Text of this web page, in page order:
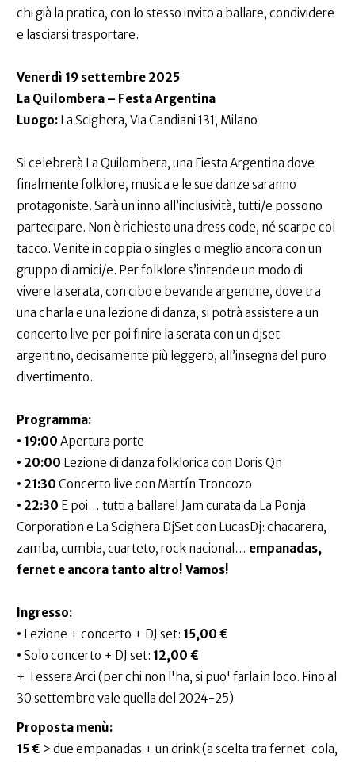
chi già la pratica, con lo stesso invito a ballare, condividere
e lasciarsi trasportare.
Venerdì 19 settembre 2025
La Quilombera – Festa Argentina
Luogo: La Scighera, Via Candiani 131, Milano
Si celebrerà La Quilombera, una Fiesta Argentina dove
finalmente folklore, musica e le sue danze saranno
protagoniste. Sarà un inno all’inclusività, tutti/e possono
partecipare. Non è richiesto una dress code, né scarpe col
tacco. Venite in coppia o singles o meglio ancora con un
gruppo di amici/e. Per folklore s’intende un modo di
vivere la serata, con cibo e bevande argentine, dove tra
una charla e una lezione di danza, si potrà assistere a un
concerto live per poi finire la serata con un djset
argentino, decisamente più leggero, all’insegna del puro
divertimento.
Programma:
• 19:00 Apertura porte
• 20:00 Lezione di danza folklorica con Doris Qn
• 21:30 Concerto live con Martín Troncozo
• 22:30 E poi… tutti a ballare! Jam curata da La Ponja
Corporation e La Scighera DjSet con LucasDj: chacarera,
zamba, cumbia, cuarteto, rock nacional… empanadas,
fernet e ancora tanto altro! Vamos!
Ingresso:
• Lezione + concerto + DJ set: 15,00 €
• Solo concerto + DJ set: 12,00 €
+ Tessera Arci (per chi non l'ha, si puo' farla in loco. Fino al
30 settembre vale quella del 2024-25)
Proposta menù:
15 € > due empanadas + un drink (a scelta tra fernet-cola,